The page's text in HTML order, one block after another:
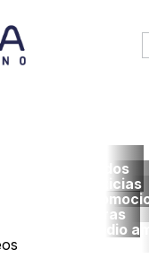
Todos
noticias
obras
medio